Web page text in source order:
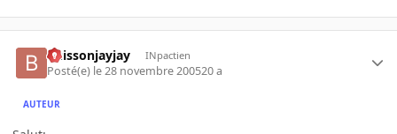
buissonjayjay INpactien
Posté(e) le 28 novembre 200520 a
AUTEUR